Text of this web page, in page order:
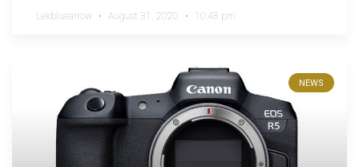
Lekbluearrow August 31, 2020 10:48 pm
NEWS